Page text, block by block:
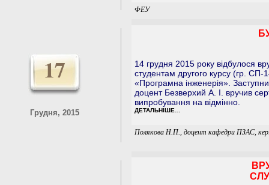
ФЕУ
17
Грудня, 2015
14 грудня 2015 року відбулося
студентам другого курсу (гр.
«Програмна інженерія».
доцент Безверхий А. І. вручив
випробування на відмінно.
ДЕТАЛЬНІШЕ…
Полякова Н.П., доцент кафедри ПЗАС,